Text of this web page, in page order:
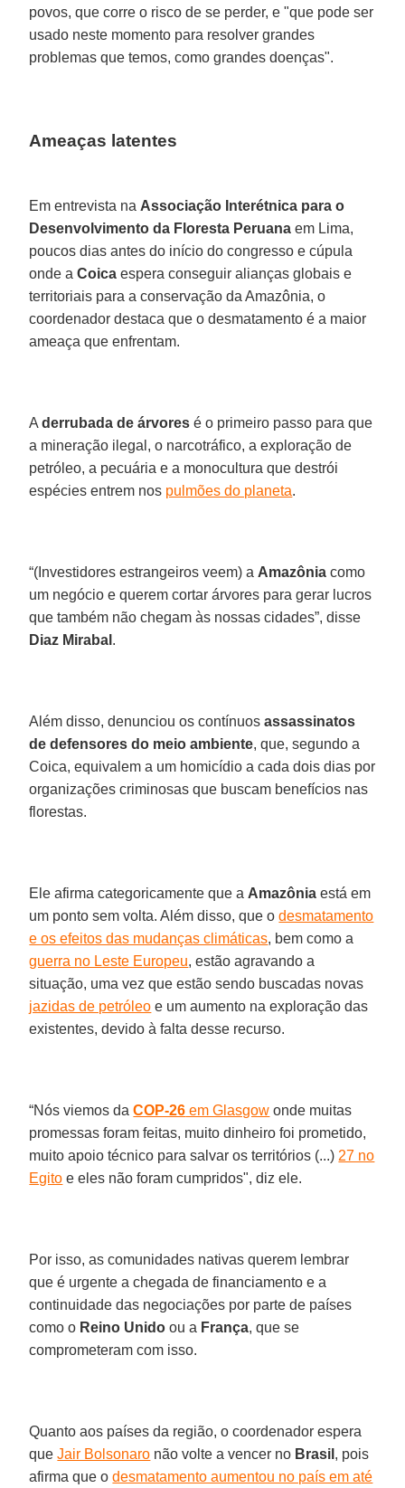
povos, que corre o risco de se perder, e "que pode ser
usado neste momento para resolver grandes
problemas que temos, como grandes doenças".
Ameaças latentes
Em entrevista na Associação Interétnica para o
Desenvolvimento da Floresta Peruana em Lima,
poucos dias antes do início do congresso e cúpula
onde aCoica espera conseguir alianças globais e
territoriais para a conservação da Amazônia, o
coordenador destaca que o desmatamento é a maior
ameaça que enfrentam.
Aderrubada de árvores é o primeiro passo para que
a mineração ilegal, o narcotráfico, a exploração de
petróleo, a pecuária e a monocultura que destrói
espécies entrem nos pulmões do planeta.
“(Investidores estrangeiros veem) a Amazônia como
um negócio e querem cortar árvores para gerar lucros
que também não chegam às nossas cidades”, disse
Diaz Mirabal .
Além disso, denunciou os contínuosassassinatos
de defensores do meio ambiente, que, segundo a
Coica, equivalem a um homicídio a cada dois dias por
organizações criminosas que buscam benefícios nas
florestas.
Ele afirma categoricamente que a Amazônia está em
um ponto sem volta. Além disso, que odesmatamento
e os efeitos das mudanças climáticas, bem como a
guerra no Leste Europeu, estão agravando a
situação, uma vez que estão sendo buscadas novas
jazidas de petróleo e um aumento na exploração das
existentes, devido à falta desse recurso.
“Nós viemos daCOP-26 em Glasgow onde muitas
promessas foram feitas, muito dinheiro foi prometido,
muito apoio técnico para salvar os territórios (...) 27 no
Egito e eles não foram cumpridos", diz ele.
Por isso, as comunidades nativas querem lembrar
que é urgente a chegada de financiamento e a
continuidade das negociações por parte de países
como o Reino Unido ou a França, que se
comprometeram com isso.
Quanto aos países da região, o coordenador espera
queJair Bolsonaro não volte a vencer no Brasil , pois
afirma que odesmatamento aumentou no país em até